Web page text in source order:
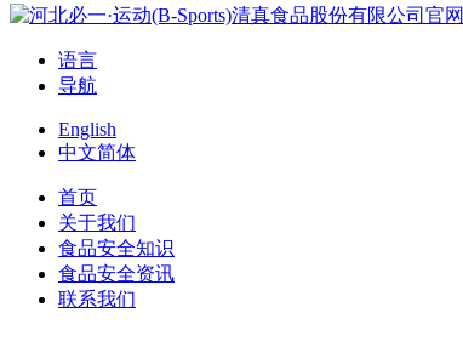
语言
导航
English
中文简体
首页
关于我们
食品安全知识
食品安全资讯
联系我们